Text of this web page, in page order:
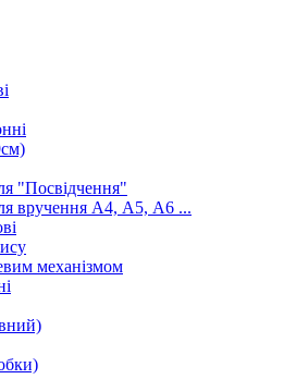
"Посвідчення"
вручення А4, А5, А6 ...
механізмом